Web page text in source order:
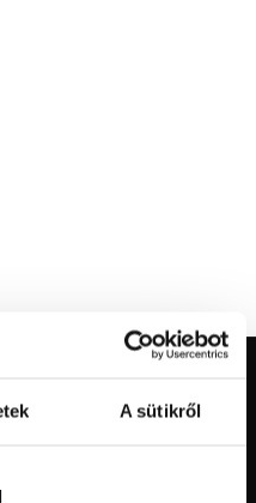
A sütikről
Regisztráljon és
aktuális